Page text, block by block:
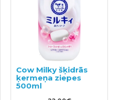
Cow Milky šķidrās
ķermeņa ziepes
500ml